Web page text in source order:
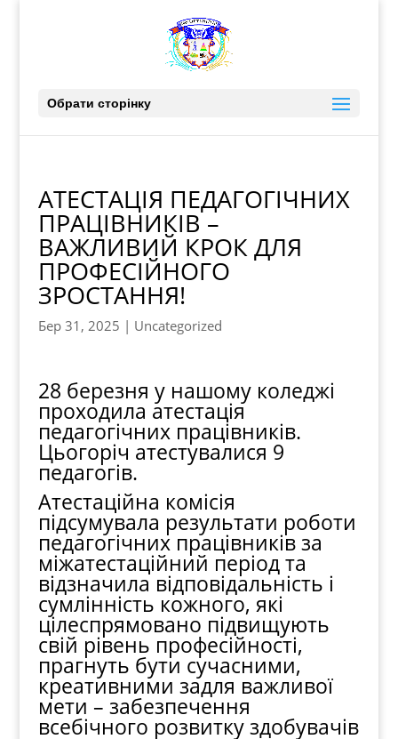
Обрати сторінку
АТЕСТАЦІЯ ПЕДАГОГІЧНИХ
ПРАЦІВНИКІВ –
ВАЖЛИВИЙ КРОК ДЛЯ
ПРОФЕСІЙНОГО
ЗРОСТАННЯ!
Бер 31, 2025 | Uncategorized
28 березня у нашому коледжі
проходила атестація
педагогічних працівників.
Цьогоріч атестувалися 9
педагогів.
Атестаційна комісія
підсумувала результати роботи
педагогічних працівників за
міжатестаційний період та
відзначила відповідальність і
сумлінність кожного, які
цілеспрямовано підвищують
свій рівень професійності,
прагнуть бути сучасними,
креативними задля важливої
мети – забезпечення
всебічного розвитку здобувачів